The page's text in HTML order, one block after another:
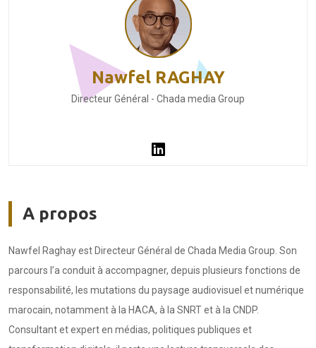
Nawfel RAGHAY
Directeur Général - Chada media Group
A propos
Nawfel Raghay est Directeur Général de Chada Media Group. Son
parcours l’a conduit à accompagner, depuis plusieurs fonctions de
responsabilité, les mutations du paysage audiovisuel et numérique
marocain, notamment à la HACA, à la SNRT et à la CNDP.
Consultant et expert en médias, politiques publiques et